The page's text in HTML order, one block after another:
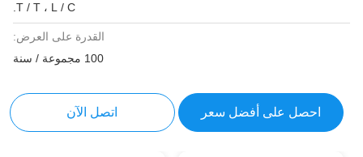
T / T ، L / C.
القدرة على العرض:
100 مجموعة / سنة
احصل على أفضل سعر اتصل الآن